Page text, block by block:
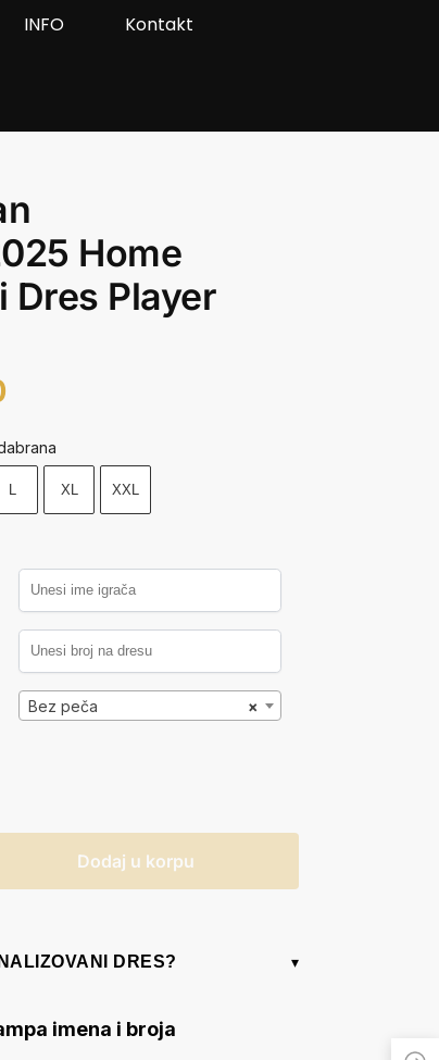
INFO
Kontakt
Home
Dres Player
L XL XXL
×
Bez peča
Dodaj u korpu
DRES? ▾
imena i broja